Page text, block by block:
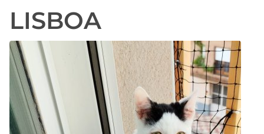
LISBOA